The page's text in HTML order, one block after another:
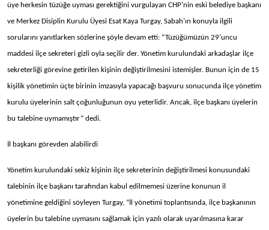
üye herkesin tüzüğe uyması gerektiğini vurgulayan CHP’nin eski belediye başkanı
ve Merkez Disiplin Kurulu Üyesi Esat Kaya Turgay, Sabah’ın konuyla ilgili
sorularını yanıtlarken sözlerine şöyle devam etti: “Tüzüğümüzün 29'uncu
maddesi ilçe sekreteri gizli oyla seçilir der. Yönetim kurulundaki arkadaşlar ilçe
sekreterliği görevine getirilen kişinin değiştirilmesini istemişler. Bunun için de 15
kişilik yönetimin üçte birinin imzasıyla yapacağı başvuru sonucunda ilçe yönetim
kurulu üyelerinin salt çoğunluğunun oyu yeterlidir. Ancak, ilçe başkanı üyelerin
bu talebine uymamıştır” dedi.
İl başkanı görevden alabilirdi
Yönetim kurulundaki sekiz kişinin ilçe sekreterinin değiştirilmesi konusundaki
talebinin ilçe başkanı tarafından kabul edilmemesi üzerine konunun il
yönetimine geldiğini söyleyen Turgay, “İl yönetimi toplantısında, ilçe başkanının
üyelerin bu talebine uymasını sağlamak için yazılı olarak uyarılmasına karar